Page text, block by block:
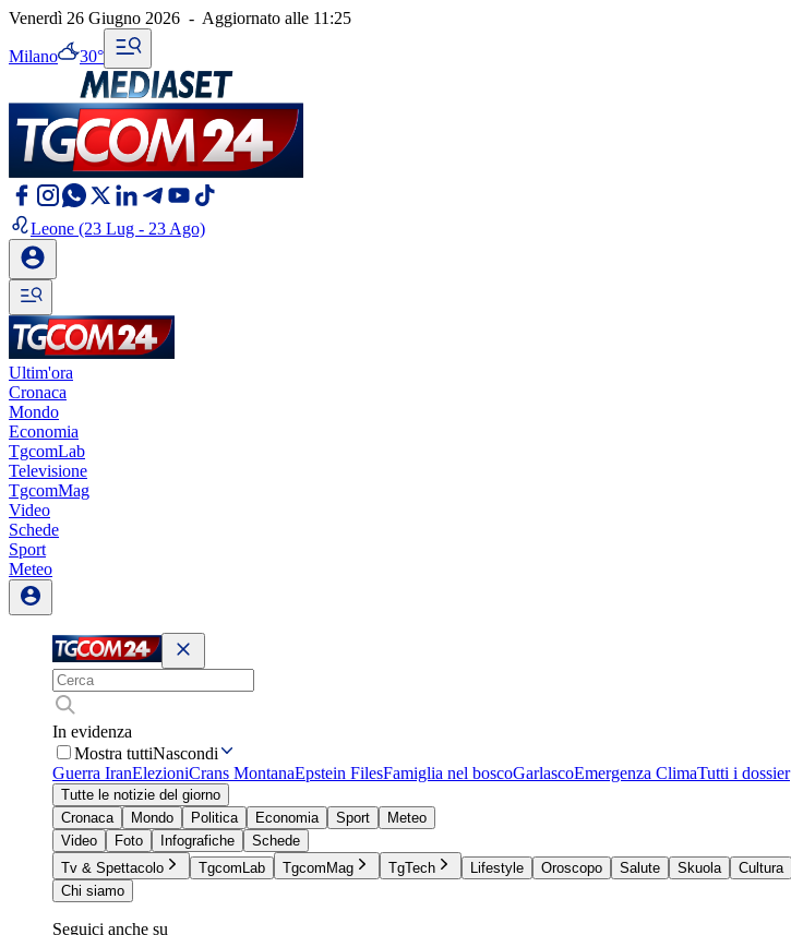
Venerdì 26 Giugno 2026 - Aggiornato alle 11:25
Milano 30°
Leone (23 Lug - 23 Ago)
Ultim'ora
Cronaca
Mondo
Economia
TgcomLab
Televisione
TgcomMag
Video
Schede
Sport
Meteo
In evidenza
Mostra tuttiNascondi
Guerra IranElezioniCrans MontanaEpstein FilesFamiglia nel boscoGarlascoEmergenza ClimaTutti i dossier
Tutte le notizie del giorno
Cronaca
Mondo Politica Economia Sport
Meteo
Video
Foto Infografiche
Schede
Tv & Spettacolo
TgcomLab TgcomMag TgTech Lifestyle Oroscopo Salute Skuola Cultura
Chi siamo
Seguici anche su